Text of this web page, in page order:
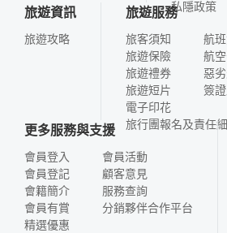
私隱政策
旅遊資訊
旅遊攻略
旅遊服務
旅客須知
旅遊保險
旅遊禮券
旅遊短片
電子印花
航
航
惡
簽
旅行團報名及責任
更多服務與支援
會員登入
會員登記
會籍簡介
會員有賞
精選優惠
會員活動
顧客意見
服務查詢
分銷夥伴合作平台